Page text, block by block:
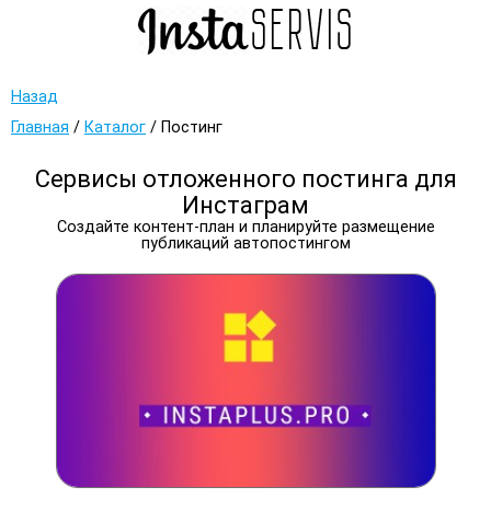
Назад
Главная / Каталог / Постинг
Сервисы отложенного постинга для
Инстаграм
Создайте контент-план и планируйте размещение
публикаций автопостингом